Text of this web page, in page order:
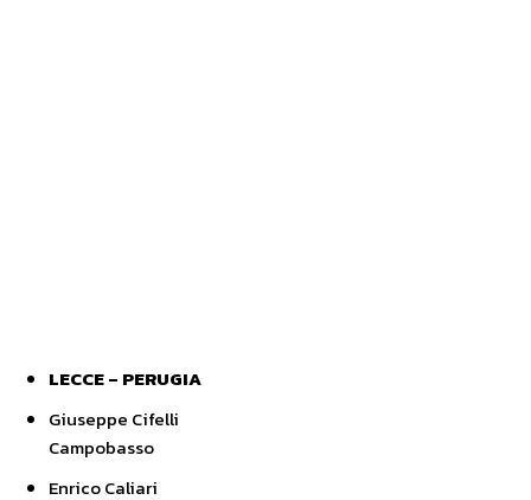
LECCE – PERUGIA
Giuseppe Cifelli
Campobasso
Enrico Caliari